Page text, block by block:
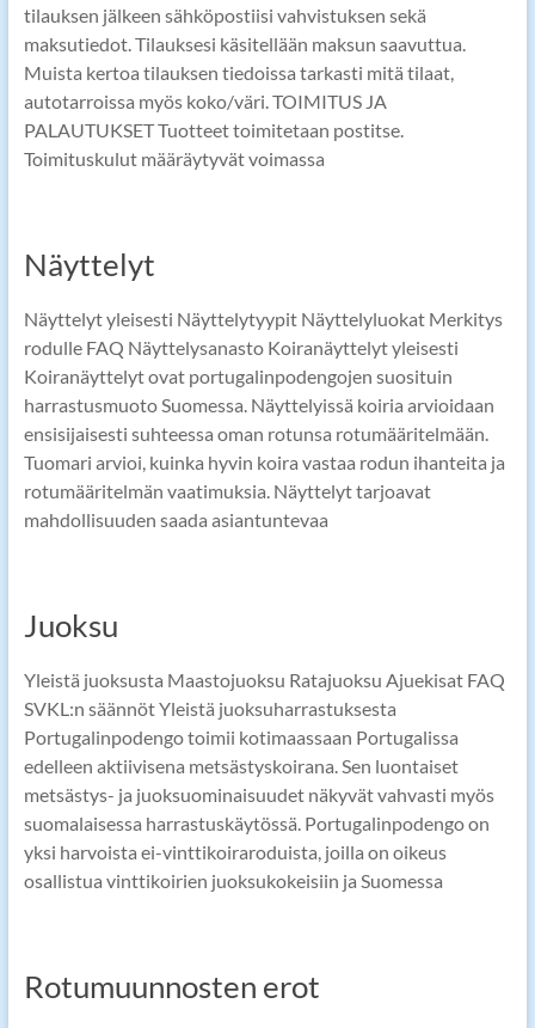
tilauksen jälkeen sähköpostiisi vahvistuksen sekä
maksutiedot. Tilauksesi käsitellään maksun saavuttua.
Muista kertoa tilauksen tiedoissa tarkasti mitä tilaat,
autotarroissa myös koko/väri. TOIMITUS JA
PALAUTUKSET Tuotteet toimitetaan postitse.
Toimituskulut määräytyvät voimassa
Näyttelyt
Näyttelyt yleisesti Näyttelytyypit Näyttelyluokat Merkitys
rodulle FAQ Näyttelysanasto Koiranäyttelyt yleisesti
Koiranäyttelyt ovat portugalinpodengojen suosituin
harrastusmuoto Suomessa. Näyttelyissä koiria arvioidaan
ensisijaisesti suhteessa oman rotunsa rotumääritelmään.
Tuomari arvioi, kuinka hyvin koira vastaa rodun ihanteita ja
rotumääritelmän vaatimuksia. Näyttelyt tarjoavat
mahdollisuuden saada asiantuntevaa
Juoksu
Yleistä juoksusta Maastojuoksu Ratajuoksu Ajuekisat FAQ
SVKL:n säännöt Yleistä juoksuharrastuksesta
Portugalinpodengo toimii kotimaassaan Portugalissa
edelleen aktiivisena metsästyskoirana. Sen luontaiset
metsästys- ja juoksuominaisuudet näkyvät vahvasti myös
suomalaisessa harrastuskäytössä. Portugalinpodengo on
yksi harvoista ei-vinttikoiraroduista, joilla on oikeus
osallistua vinttikoirien juoksukokeisiin ja Suomessa
Rotumuunnosten erot